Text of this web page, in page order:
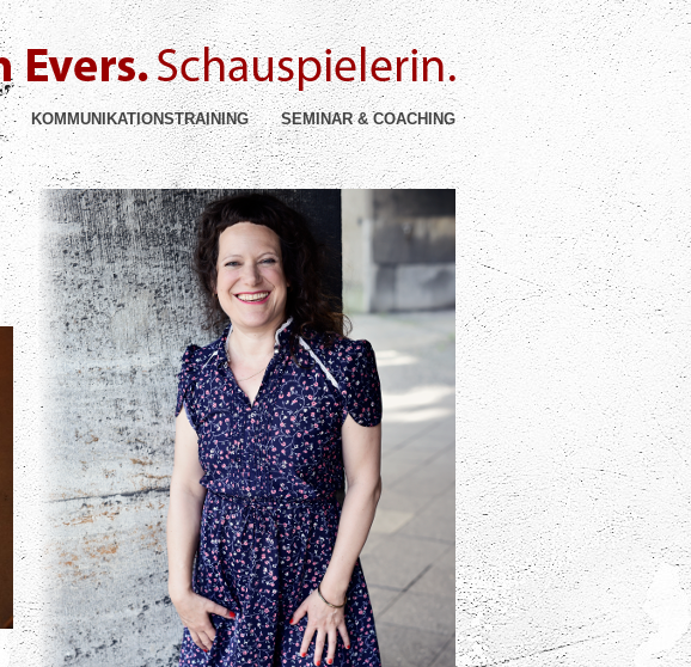
SEMINAR & COACHING
KOMMUNIKATIONSTRAINING